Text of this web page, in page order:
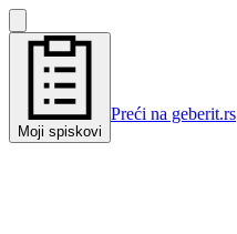
Moji spiskovi
Preći na geberit.rs